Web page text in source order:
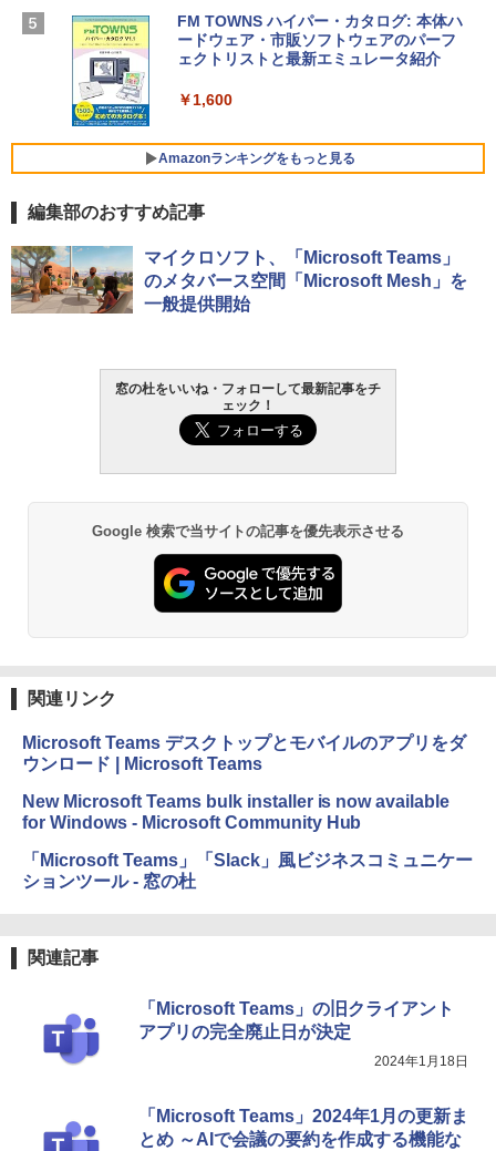
ン 15-fd 15.6インチ 16GBメモリ 512GB
SSD インテル Core 5
ersonal/Copilotキー搭載/Win 11/15.6型/
Core i5/16GB/SSD 512GB/ホワイト) FM
Windows版 | Minecraft (マインクラフ
ト): Java & Bedrock Edition | オンライ
FM TOWNS ハイパー・カタログ: 本体ハ
ードウェア・市販ソフトウェアのパーフ
ェクトリストと最新エミュレータ紹介
￥1,600
Amazonランキングをもっと見る
Amazon Kindle Paperwhite (16GB) 7イ
ンチディスプレイ、色調調節ライト、12
週間持続バッテリー、広告なし、ブラッ
ク
Amazon Kindle - 目に優しい、かさばら
ない、大きな画面で読みやすい、6週間持
続バッテリー、6インチディスプレイ電子
￥16,980
Kindle Paperwhite シグニチャーエディ
ション (32GB) 7インチディスプレイ、明
Amazon Kindle Colorsoft | 16GBストレ
イ、色調調節ライト、最大8週間持続バッ
テリー、広告無し、ブラック (2025年発
￥31,980
整、色調調節ライト、プレミアムペン付
き、グラファイト
編集部のおすすめ記事
マイクロソフト、「Microsoft Teams」
のメタバース空間「Microsoft Mesh」を
一般提供開始
窓の杜をいいね・フォローして最新記事をチ
ェック！
Google 検索で当サイトの記事を優先表示させる
関連リンク
Microsoft Teams デスクトップとモバイルのアプリをダ
ウンロード | Microsoft Teams
New Microsoft Teams bulk installer is now available
for Windows - Microsoft Community Hub
「Microsoft Teams」「Slack」風ビジネスコミュニケー
ションツール - 窓の杜
関連記事
「Microsoft Teams」の旧クライアント
アプリの完全廃止日が決定
2024年1月18日
「Microsoft Teams」2024年1月の更新ま
とめ ～AIで会議の要約を作成する機能な